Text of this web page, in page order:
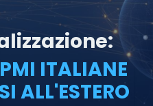
ITALIANE
ALL'ESTERO